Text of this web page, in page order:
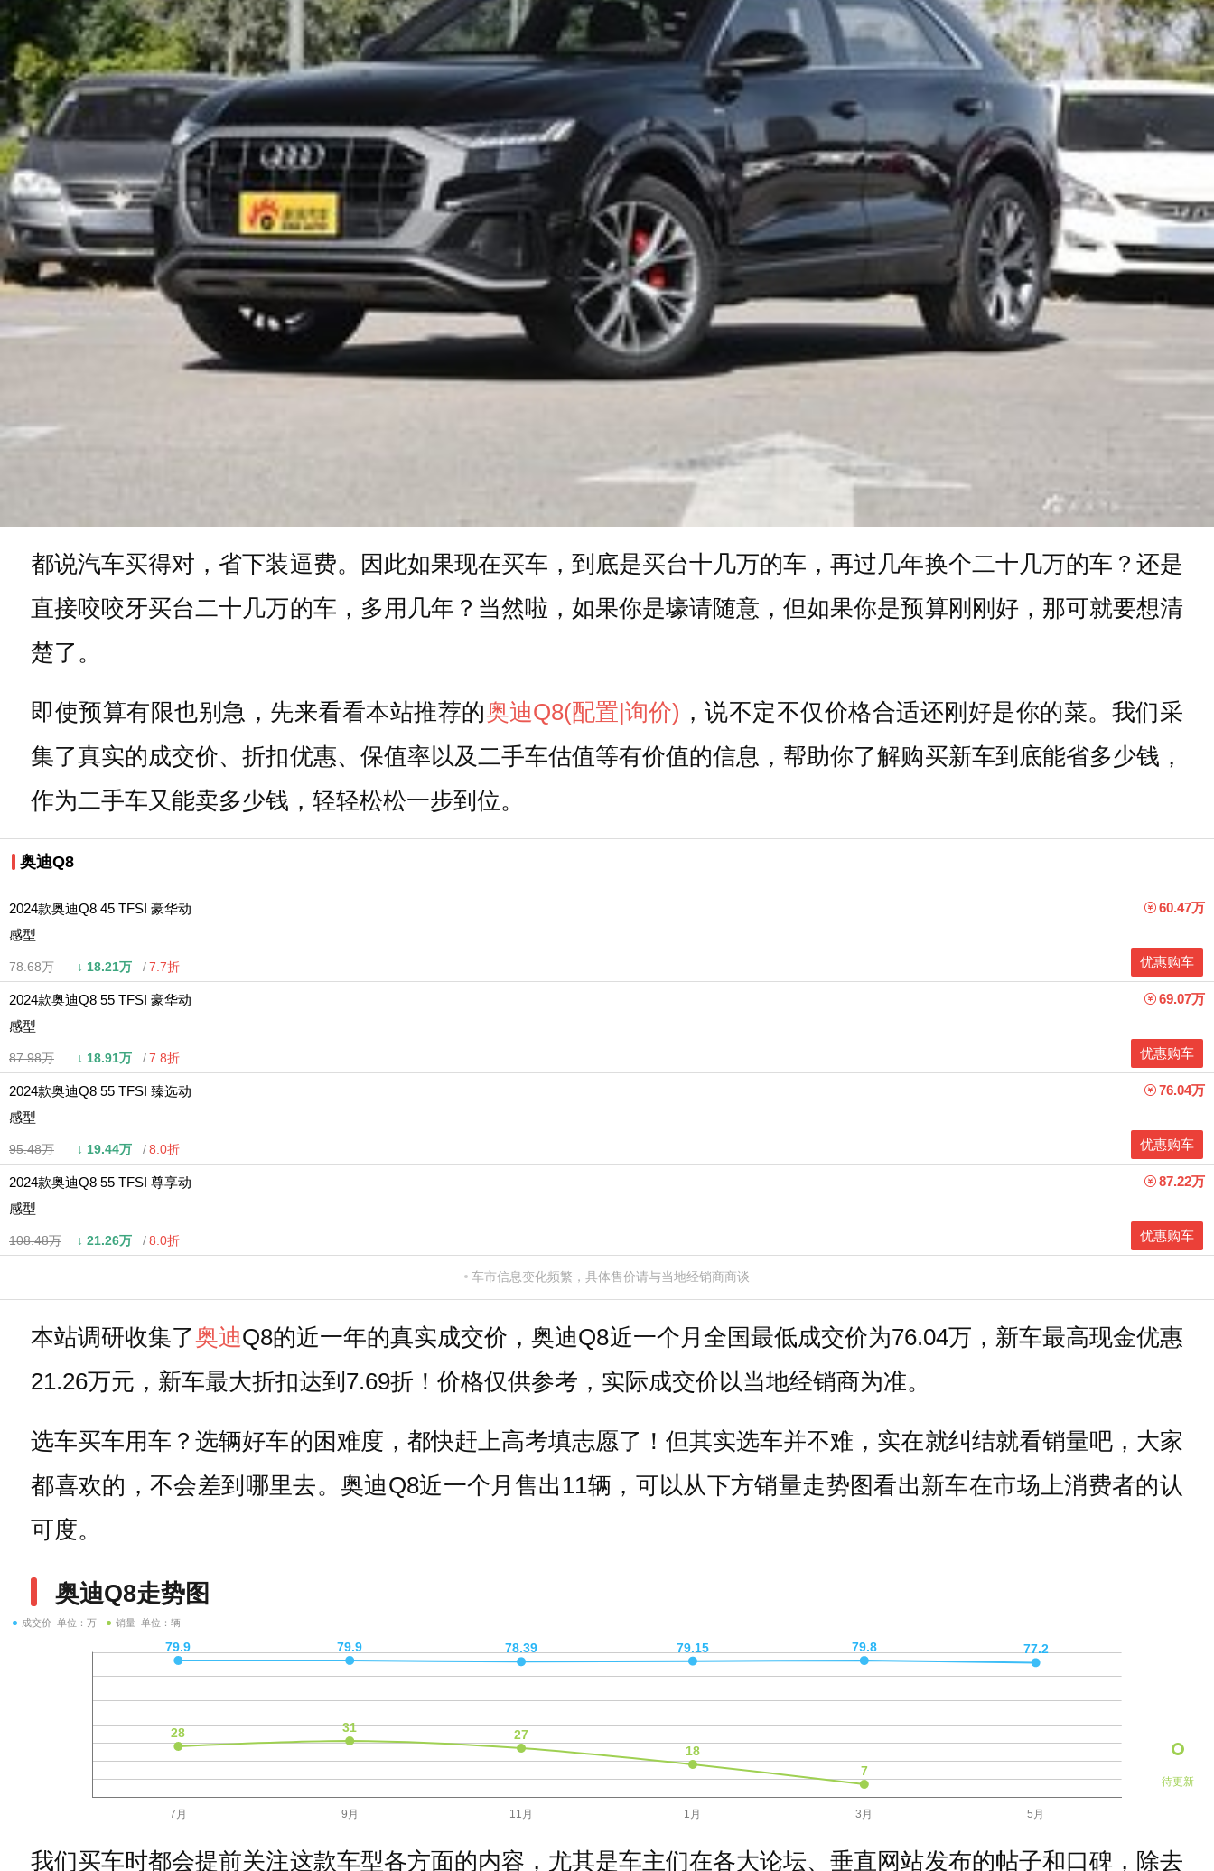
都说汽车买得对，省下装逼费。因此如果现在买车，到底是买台十几万的车，再过几年换个二十几万的车？还是
直接咬咬牙买台二十几万的车，多用几年？当然啦，如果你是壕请随意，但如果你是预算刚刚好，那可就要想清
楚了。
即使预算有限也别急，先来看看本站推荐的奥迪Q8(配置 |询价) ，说不定不仅价格合适还刚好是你的菜。我们采
集了真实的成交价、折扣优惠、保值率以及二手车估值等有价值的信息，帮助你了解购买新车到底能省多少钱，
作为二手车又能卖多少钱，轻轻松松一步到位。
奥迪Q8
2024款奥迪Q8 45 TFSI 豪华动
感型
78.68万 ↓ 18.21万 7.7折
60.47万
优惠购车
2024款奥迪Q8 55 TFSI 豪华动
感型
87.98万 ↓ 18.91万 7.8折
69.07万
优惠购车
2024款奥迪Q8 55 TFSI 臻选动
感型
95.48万 ↓ 19.44万 8.0折
76.04万
优惠购车
2024款奥迪Q8 55 TFSI 尊享动
感型
108.48万 ↓ 21.26万 8.0折
87.22万
优惠购车
车市信息变化频繁，具体售价请与当地经销商商谈
本站调研收集了奥迪Q8的近一年的真实成交价，奥迪Q8近一个月全国最低成交价为76.04万，新车最高现金优惠
21.26万元，新车最大折扣达到7.69折！价格仅供参考，实际成交价以当地经销商为准。
选车买车用车？选辆好车的困难度，都快赶上高考填志愿了！但其实选车并不难，实在就纠结就看销量吧，大家
都喜欢的，不会差到哪里去。奥迪Q8近一个月售出11辆，可以从下方销量走势图看出新车在市场上消费者的认
可度。
奥迪Q8走势图
成交价 单位：万 销量 单位：辆
待更新
我们买车时都会提前关注这款车型各方面的内容，尤其是车主们在各大论坛、垂直网站发布的帖子和口碑，除去